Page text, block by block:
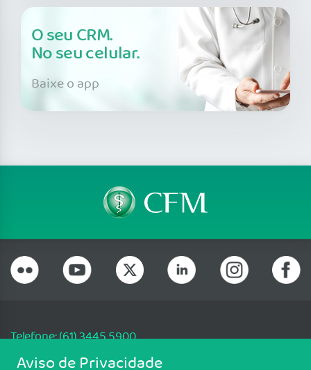
O seu CRM.
No seu celular.
Baixe o app
Telefone: (61) 3445 5900
Email: cfm@portalmedico.org.br
Aviso de Privacidade